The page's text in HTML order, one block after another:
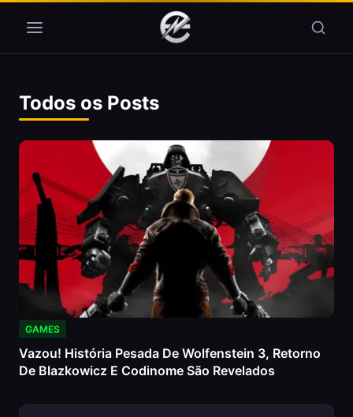
Todos os Posts
GAMES
Vazou! História Pesada De Wolfenstein 3, Retorno
De Blazkowicz E Codinome São Revelados